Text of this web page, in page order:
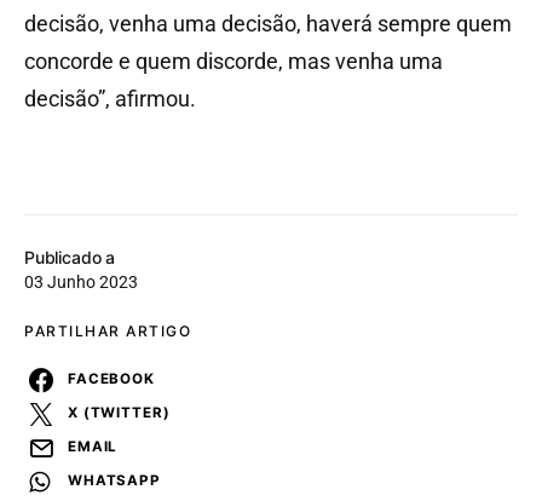
Publicado a
03 Junho 2023
PARTILHAR ARTIGO
FACEBOOK
X (TWITTER)
EMAIL
WHATSAPP
decisão, venha uma decisão, haverá sempre quem
concorde e quem discorde, mas venha uma
decisão”, afirmou.